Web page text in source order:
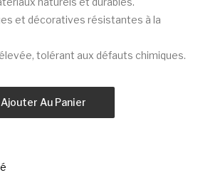
et décoratives résistantes à la
tolérant aux défauts chimiques.
Ajouter Au Panier